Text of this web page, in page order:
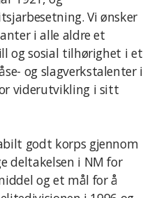
Vi ønsker
i alle aldre et
og sosial tilhørighet i et
og slagverkstalenter i
viderutvikling i sitt
godt korps gjennom
deltakelsen i NM for
og et mål for å